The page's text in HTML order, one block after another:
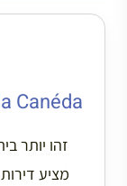
Canéda
זהו יותר
מציע